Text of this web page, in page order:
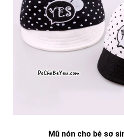
Mũ nón cho bé sơ